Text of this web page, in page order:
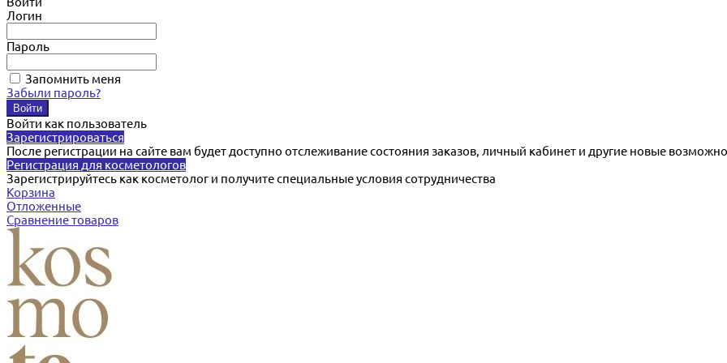
Логин
Пароль
Запомнить меня
Забыли пароль?
Войти как пользователь
Зарегистрироваться
После регистрации на сайте вам будет доступно отслеживание состояния заказов, личный кабинет и другие новые
Регистрация для косметологов
Зарегистрируйтесь как косметолог и получите специальные условия сотрудничества
Корзина
Отложенные
Сравнение товаров